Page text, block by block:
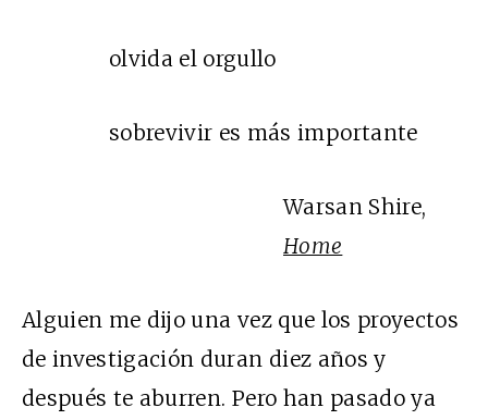
olvida el orgullo
sobrevivir es más importante
Warsan Shire,
Home
Alguien me dijo una vez que los proyectos
de investigación duran diez años y
después te aburren. Pero han pasado ya